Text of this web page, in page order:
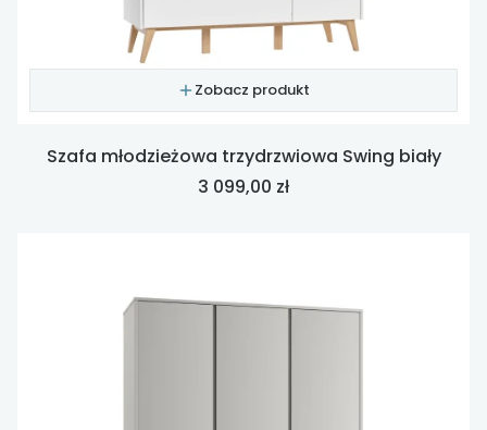
Zobacz produkt
Szafa młodzieżowa trzydrzwiowa Swing biały
Cena
3 099,00 zł